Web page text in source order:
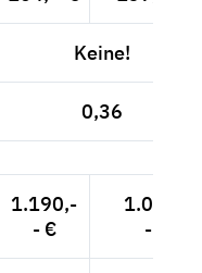
Keine!
0,36
1.190,-
- €
1.000,-
- €